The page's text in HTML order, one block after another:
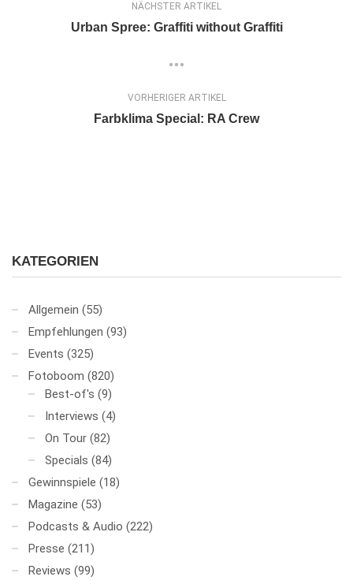
NÄCHSTER ARTIKEL
Urban Spree: Graffiti without Graffiti
VORHERIGER ARTIKEL
Farbklima Special: RA Crew
KATEGORIEN
Allgemein (55)
Empfehlungen (93)
Events (325)
Fotoboom (820)
Best-of's (9)
Interviews (4)
On Tour (82)
Specials (84)
Gewinnspiele (18)
Magazine (53)
Podcasts & Audio (222)
Presse (211)
Reviews (99)